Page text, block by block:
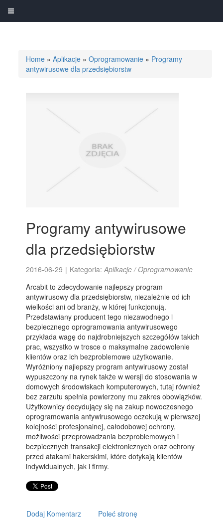
Home »Aplikacje »Oprogramowanie » Programy
antywirusowe dla przedsiębiorstw
Programy antywirusowe
dla przedsiębiorstw
2016-06-29 | Kategoria:Aplikacje / Oprogramowanie
Arcabit to zdecydowanie najlepszy program
antywirusowy dla przedsiębiorstw, niezależnie od ich
wielkości ani od branży, w której funkcjonują.
Przedstawiany producent tego niezawodnego i
bezpiecznego oprogramowania antywirusowego
przykłada wagę do najdrobniejszych szczegółów takich
prac, wszystko w trosce o maksymalne zadowolenie
klientów oraz ich bezproblemowe użytkowanie.
Wyróżniony najlepszy program antywirusowy został
wypuszczony na rynek także w wersji do stosowania w
domowych środowiskach komputerowych, tutaj również
bez zarzutu spełnia powierzony mu zakres obowiązków.
Użytkownicy decydujący się na zakup nowoczesnego
oprogramowania antywirusowego oczekują w pierwszej
kolejności profesjonalnej, całodobowej ochrony,
możliwości przeprowadzania bezproblemowych i
bezpiecznych transakcji elektronicznych oraz ochrony
przed atakami hakerskimi, które dotykają klientów
indywidualnych, jak i firmy.
Dodaj Komentarz Poleć stronę